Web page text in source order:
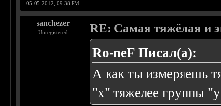
05-05-2012, 09:38 PM
sanchezer
Unregistered RE: Самая тяжёлая и
Ro-neF Писал(а):
А как ты измеряешь
"х" тяжелее группы